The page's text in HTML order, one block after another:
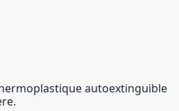
autoextinguible